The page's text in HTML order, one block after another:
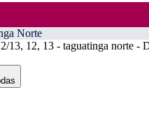
Norte
13, 12, 13 - taguatinga norte -